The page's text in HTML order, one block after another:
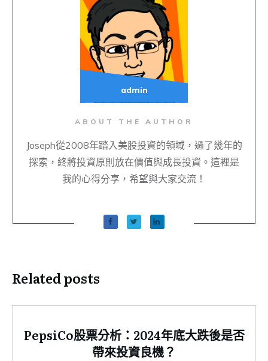
ABOUT THE AUTHOR
Joseph從2008年踏入美股投資的領域，過了幾年的
探索，終將投資原則放在價值與成長投資。這裡是
我的心得分享，希望與大家交流！
admin
Related posts
PepsiCo股票分析：2024年底大跌後是否
帶來投資良機？